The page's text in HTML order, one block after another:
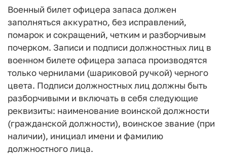
Военный билет офицера запаса должен
заполняться аккуратно, без исправлений,
помарок и сокращений, четким и разборчивым
почерком. Записи и подписи должностных лиц в
военном билете офицера запаса производятся
только чернилами (шариковой ручкой) черного
цвета. Подписи должностных лиц должны быть
разборчивыми и включать в себя следующие
реквизиты: наименование воинской должности
(гражданской должности), воинское звание (при
наличии), инициал имени и фамилию
должностного лица.